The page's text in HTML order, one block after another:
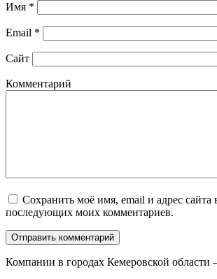
Имя *
Email *
Сайт
Комментарий
Сохранить моё имя, email и адрес сайта
последующих моих комментариев.
Компании в городах Кемеровской области